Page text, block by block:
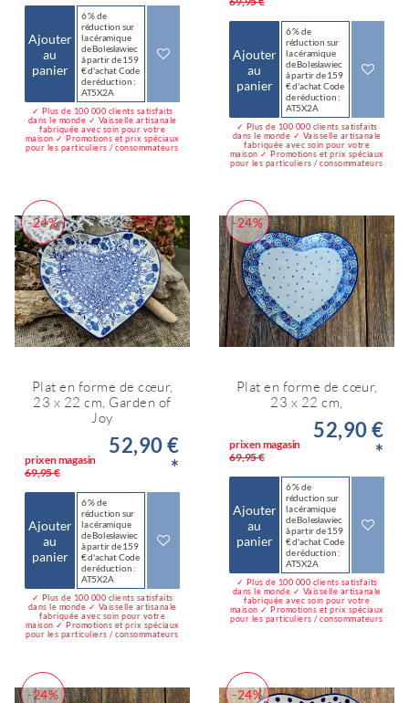
Ajouter
au
panier
6 % de
réduction sur
la céramique
de Bolesławiec
à partir de 159
€ d'achat Code
de réduction :
AT5X2A
✓ Plus de 100 000 clients satisfaits
dans le monde ✓ Vaisselle artisanale
fabriquée avec soin pour votre
maison ✓ Promotions et prix spéciaux
pour les particuliers / consommateurs
Ajouter
au
panier
6 % de
réduction sur
la céramique
de Bolesławiec
à partir de 159
€ d'achat Code
de réduction :
AT5X2A
✓ Plus de 100 000 clients satisfaits
dans le monde ✓ Vaisselle artisanale
fabriquée avec soin pour votre
maison ✓ Promotions et prix spéciaux
pour les particuliers / consommateurs
-24%
Plat en forme de cœur,
23 x 22 cm, Garden of
Joy
prix en magasin
69,95 €
52,90 €
*
Ajouter
au
panier
6 % de
réduction sur
la céramique
de Bolesławiec
à partir de 159
€ d'achat Code
de réduction :
AT5X2A
✓ Plus de 100 000 clients satisfaits
dans le monde ✓ Vaisselle artisanale
fabriquée avec soin pour votre
maison ✓ Promotions et prix spéciaux
pour les particuliers / consommateurs
-24%
Plat en forme de cœur,
23 x 22 cm,
prix en magasin
69,95 €
52,90 €
*
Ajouter
au
panier
6 % de
réduction sur
la céramique
de Bolesławiec
à partir de 159
€ d'achat Code
de réduction :
AT5X2A
✓ Plus de 100 000 clients satisfaits
dans le monde ✓ Vaisselle artisanale
fabriquée avec soin pour votre
maison ✓ Promotions et prix spéciaux
pour les particuliers / consommateurs
-24% -24%